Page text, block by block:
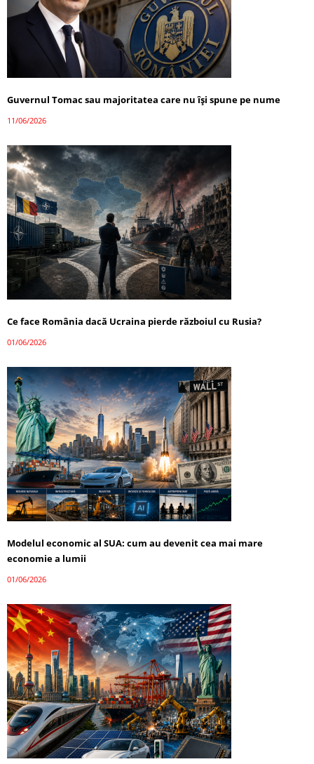
Guvernul Tomac sau majoritatea care nu își spune pe nume
11/06/2026
Ce face România dacă Ucraina pierde războiul cu Rusia?
01/06/2026
Modelul economic al SUA: cum au devenit cea mai mare
economie a lumii
01/06/2026